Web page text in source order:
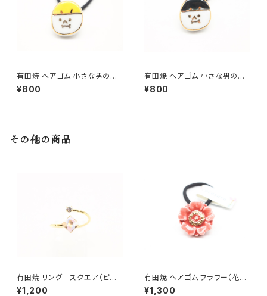
有田焼 ヘアゴム 小さな男の
子 黄色
¥800
有田焼 ヘアゴム 小さな男の
子 黒
¥800
その他の商品
有田焼 リング スクエア（ピン
ク）
¥1,200
有田焼 ヘアゴム フラワー（花芯
金彩） 赤
¥1,300